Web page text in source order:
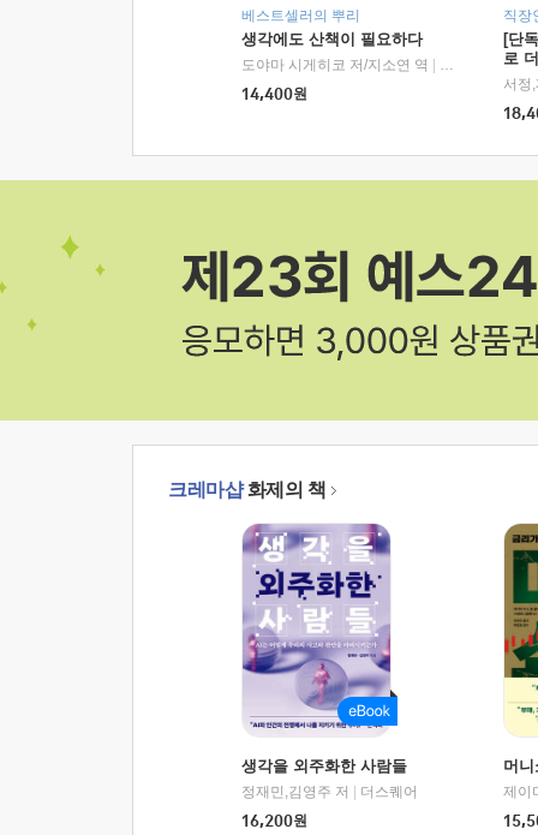
베스트셀러의 뿌리
생각에도 산책이 필요하다
도야마 시게히코 저/지소연 역
알에이치코리
14,400원
직장
[단
로
크레마샵화제의 책
생각을 외주화한 사람들
정재민,김영주 저
더스퀘어
16,200원
머